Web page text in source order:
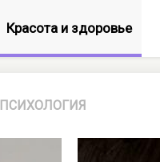
Красота и здоровье
ПСИХОЛОГИЯ